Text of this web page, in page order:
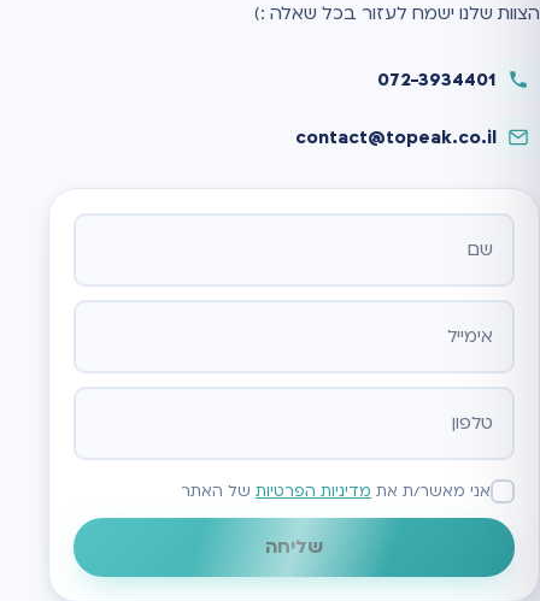
הצוות שלנו ישמח לעזור בכל שאלה :)
072-3934401
contact@topeak.co.il
אתר
אני מאשר/ת את מדיניות הפרטיות של האתר
שליחה